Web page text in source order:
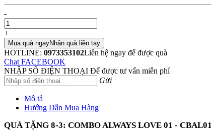
-
+
Mua quà ngayNhận quà liền tay
HOTLINE: 0973353102Liên hệ ngay để được quà
Chat FACEBOOK
NHẬP SỐ ĐIỆN THOẠI Để được tư vấn miễn phí
Gửi
Mô tả
Hướng Dẫn Mua Hàng
QUÀ TẶNG 8-3: COMBO ALWAYS LOVE 01 - CBAL01